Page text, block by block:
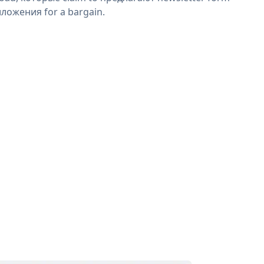
for a bargain.